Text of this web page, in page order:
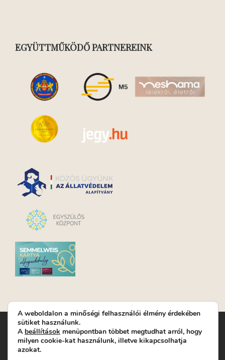
EGYÜTTMŰKÖDŐ PARTNEREINK
Turay Ida Színház Közhasznú Nonprofit Kft. | Működési
helyszín: Turay Ida Színház 1089 Budapest, Kálvária tér 6. |
Levelezési cím: 1089 Budapest, Kálvária tér 14. | Titkárság:
A weboldalon a minőségi felhasználói élmény érdekében
sütiket használunk.
A beállítások menüpontban többet megtudhat arról, hogy
milyen cookie-kat használunk, illetve kikapcsolhatja
azokat.